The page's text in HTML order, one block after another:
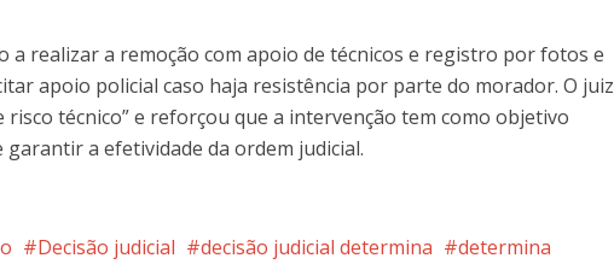
a realizar a remoção com apoio de técnicos e registro por fotos e
apoio policial caso haja resistência por parte do morador. O juiz
risco técnico” e reforçou que a intervenção tem como objetivo
a efetividade da ordem judicial.
Decisão judicial decisão judicial determina
determina